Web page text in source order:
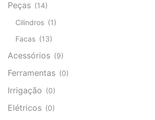
Peças (14)
Cilindros (1)
Facas (13)
Acessórios (9)
Ferramentas (0)
Irrigação (0)
Elétricos (0)